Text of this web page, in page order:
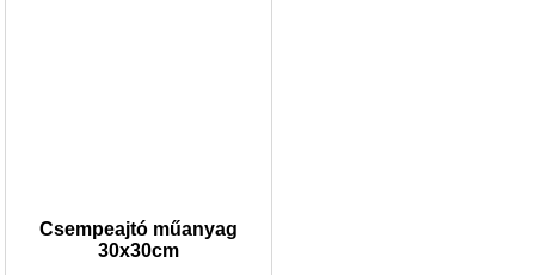
Csempeajtó műanyag
30x30cm